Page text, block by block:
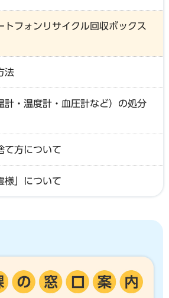
トフォンリサイクル回収ボックス
法
計・温度計・血圧計など）の処分
て方について
様」について